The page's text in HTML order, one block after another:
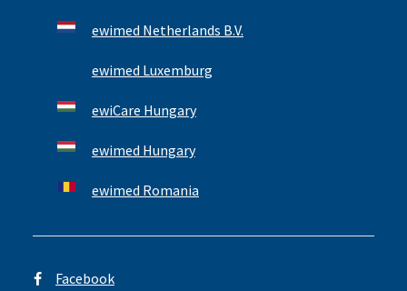
ewimed Netherlands B.V.
ewimed Luxemburg
ewiCare Hungary
ewimed Hungary
ewimed Romania
Facebook